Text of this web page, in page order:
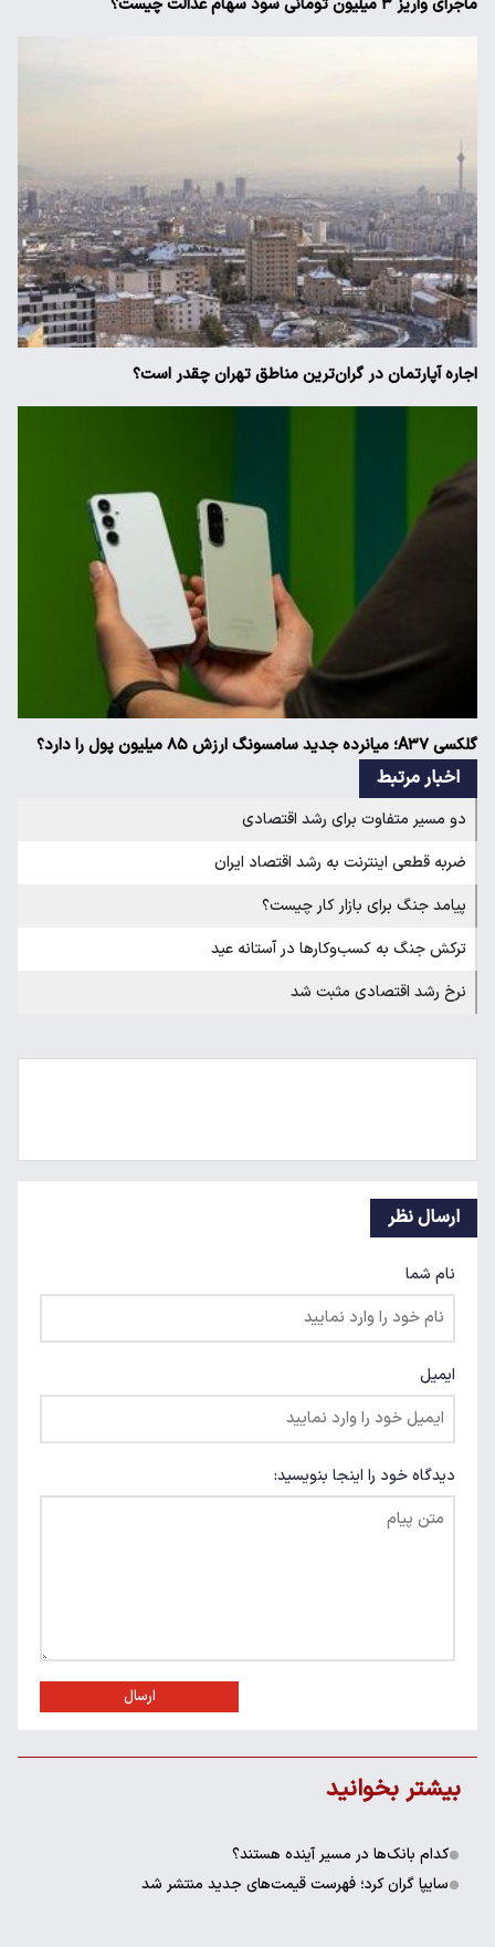
اجاره آپارتمان در گران‌ترین مناطق تهران چقدر است؟
گلکسی A۳۷؛ میانرده جدید سامسونگ ارزش ۸۵ میلیون پول را دارد؟
اخبار مرتبط
دو مسیر متفاوت برای رشد اقتصادی
ضربه قطعی اینترنت به رشد اقتصاد ایران
پیامد جنگ برای بازار کار چیست؟
ترکش جنگ به کسب‌وکارها در آستانه عید
نرخ رشد اقتصادی مثبت شد
ارسال نظر
نام شما
ایمیل
دیدگاه خود را اینجا بنویسید:
ارسال
بیشتر بخوانید
کدام بانک‌ها در مسیر آینده هستند؟
سایپا گران کرد؛ فهرست قیمت‌های جدید منتشر شد